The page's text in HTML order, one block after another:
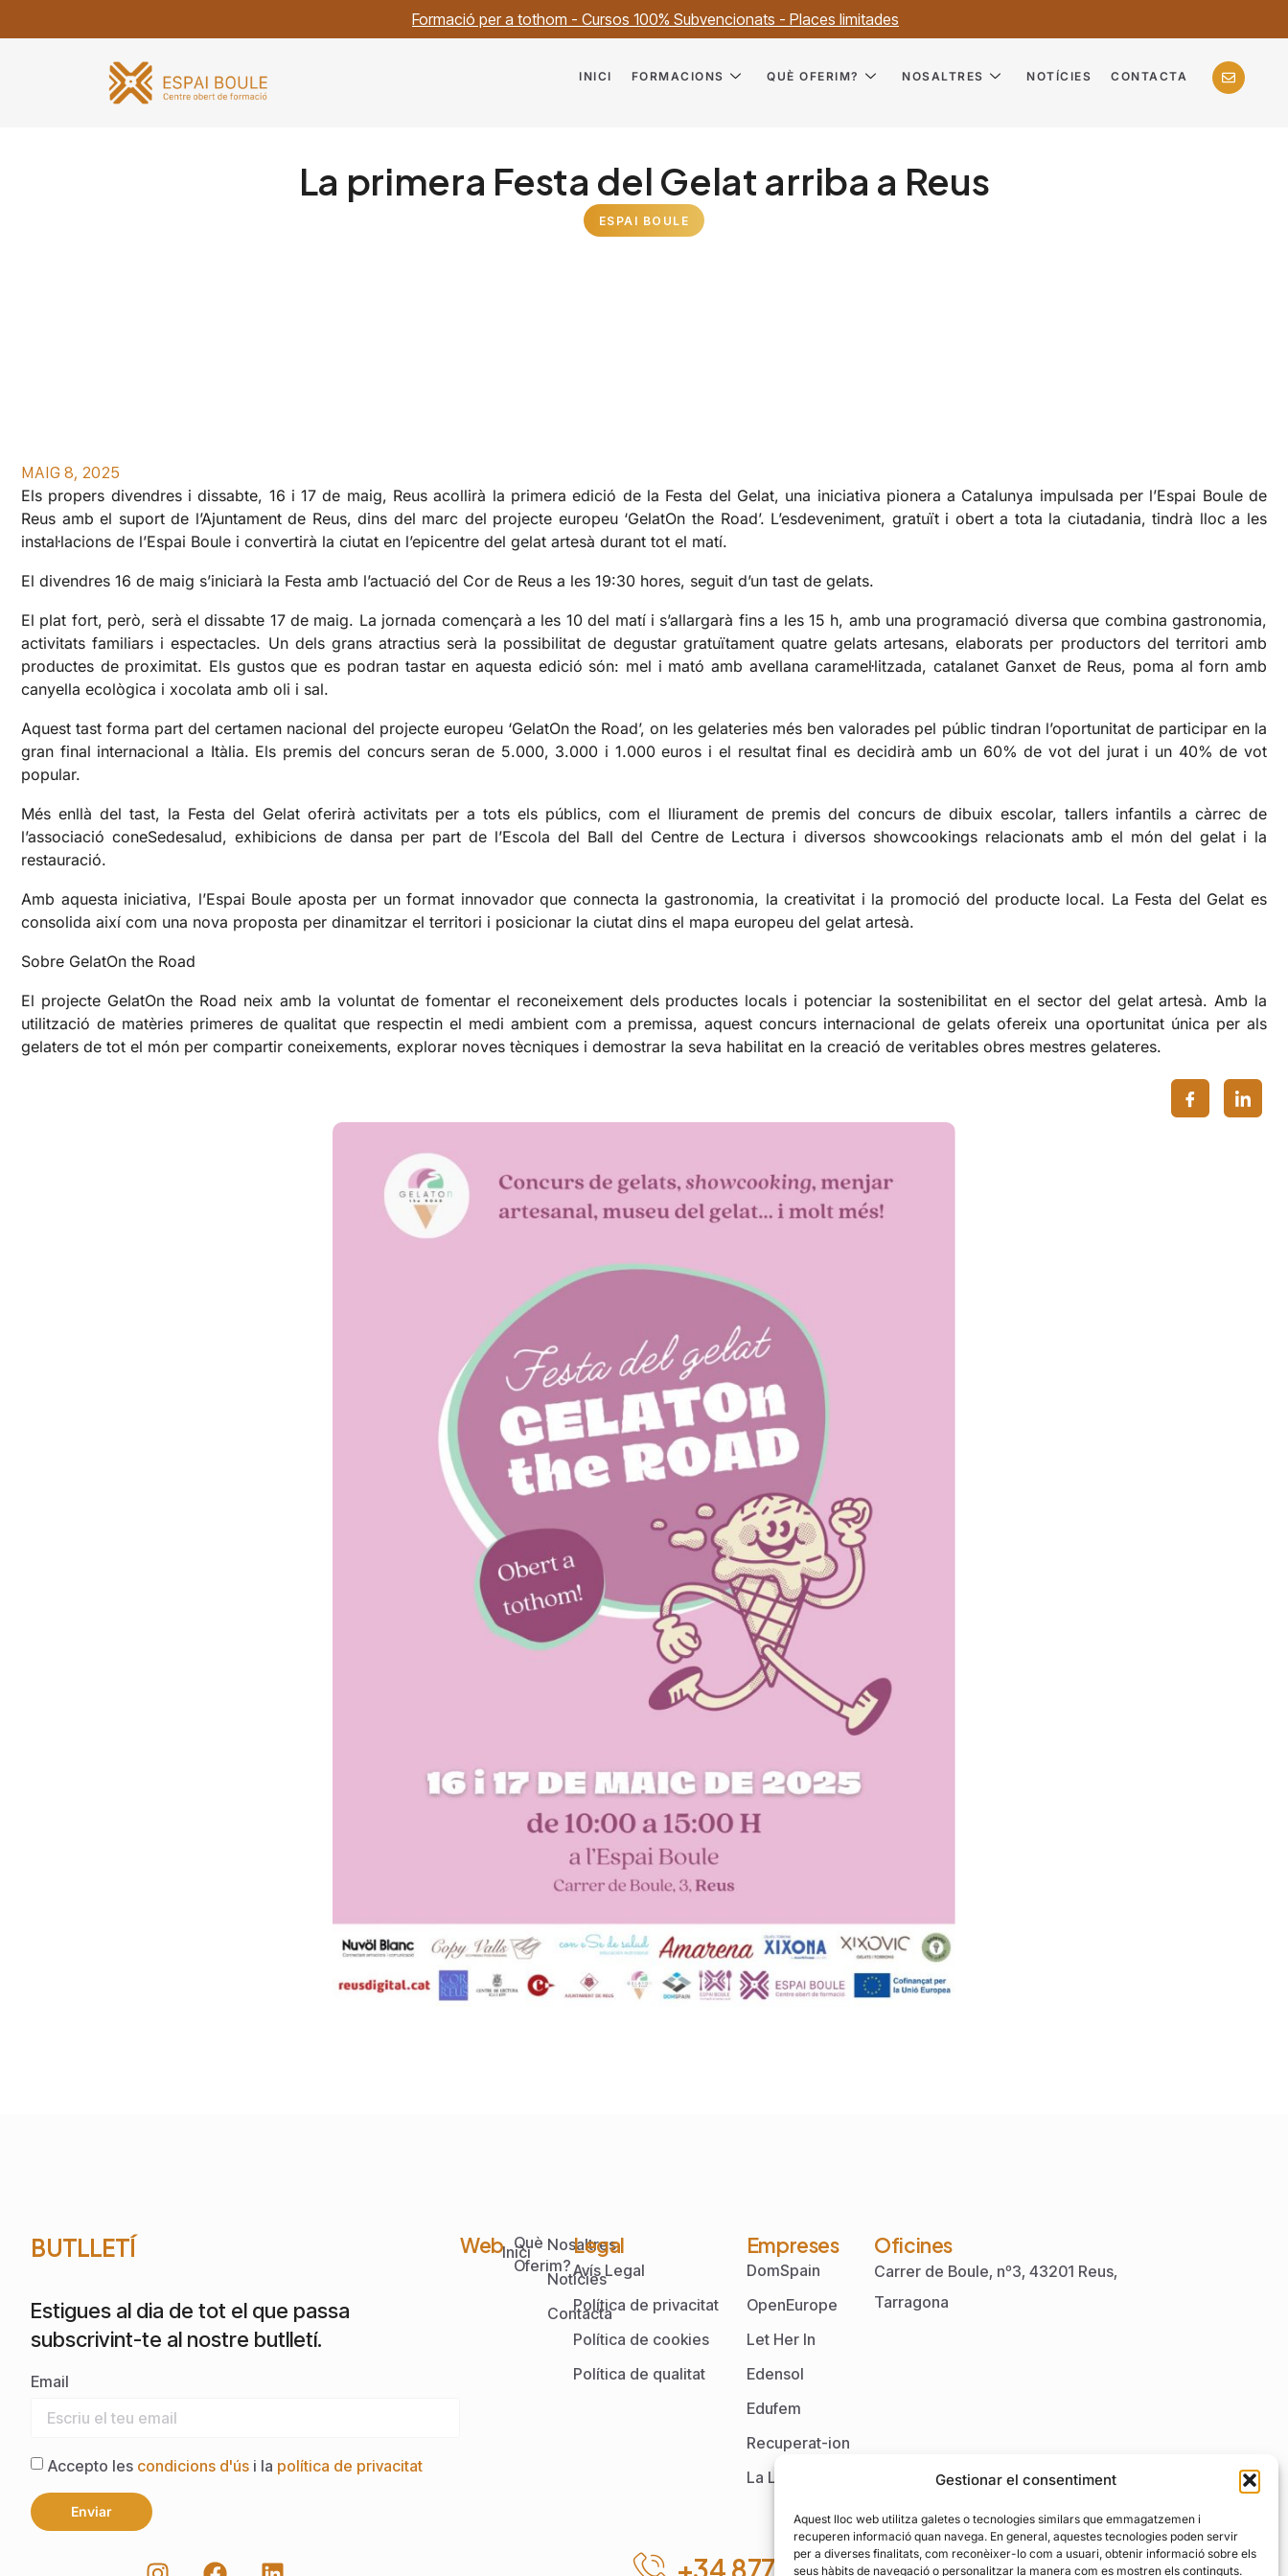
Gestionar el consentiment
Aquest lloc web utilitza galetes o tecnologies similars que emmagatzemen i
recuperen informació quan navega. En general, aquestes tecnologies poden servir
per a diverses finalitats, com reconèixer-lo com a usuari, obtenir informació sobre els
seus hàbits de navegació o personalitzar la manera com es mostren els continguts.
Formació per a tothom - Cursos 100% Subvencionats - Places limitades
INICI FORMACIONS QUÈ OFERIM? NOSALTRES NOTÍCIES CONTACTA
La primera Festa del Gelat arriba a Reus
ESPAI BOULE
MAIG 8, 2025
Els propers divendres i dissabte, 16 i 17 de maig, Reus acollirà la primera edició de la Festa del Gelat, una iniciativa pionera a Catalunya impulsada per l’Espai Boule de
Reus amb el suport de l’Ajuntament de Reus, dins del marc del projecte europeu ‘GelatOn the Road’. L’esdeveniment, gratuït i obert a tota la ciutadania, tindrà lloc a les
instal·lacions de l’Espai Boule i convertirà la ciutat en l’epicentre del gelat artesà durant tot el matí.
El divendres 16 de maig s’iniciarà la Festa amb l’actuació del Cor de Reus a les 19:30 hores, seguit d’un tast de gelats.
El plat fort, però, serà el dissabte 17 de maig. La jornada començarà a les 10 del matí i s’allargarà fins a les 15 h, amb una programació diversa que combina gastronomia,
activitats familiars i espectacles. Un dels grans atractius serà la possibilitat de degustar gratuïtament quatre gelats artesans, elaborats per productors del territori amb
productes de proximitat. Els gustos que es podran tastar en aquesta edició són: mel i mató amb avellana caramel·litzada, catalanet Ganxet de Reus, poma al forn amb
canyella ecològica i xocolata amb oli i sal.
Aquest tast forma part del certamen nacional del projecte europeu ‘GelatOn the Road’, on les gelateries més ben valorades pel públic tindran l’oportunitat de participar en la
gran final internacional a Itàlia. Els premis del concurs seran de 5.000, 3.000 i 1.000 euros i el resultat final es decidirà amb un 60% de vot del jurat i un 40% de vot
popular.
Més enllà del tast, la Festa del Gelat oferirà activitats per a tots els públics, com el lliurament de premis del concurs de dibuix escolar, tallers infantils a càrrec de
l’associació coneSedesalud, exhibicions de dansa per part de l’Escola del Ball del Centre de Lectura i diversos showcookings relacionats amb el món del gelat i la
restauració.
Amb aquesta iniciativa, l’Espai Boule aposta per un format innovador que connecta la gastronomia, la creativitat i la promoció del producte local. La Festa del Gelat es
consolida així com una nova proposta per dinamitzar el territori i posicionar la ciutat dins el mapa europeu del gelat artesà.
Sobre GelatOn the Road
El projecte GelatOn the Road neix amb la voluntat de fomentar el reconeixement dels productes locals i potenciar la sostenibilitat en el sector del gelat artesà. Amb la
utilització de matèries primeres de qualitat que respectin el medi ambient com a premissa, aquest concurs internacional de gelats ofereix una oportunitat única per als
gelaters de tot el món per compartir coneixements, explorar noves tècniques i demostrar la seva habilitat en la creació de veritables obres mestres gelateres.
BUTLLETÍ
Estigues al dia de tot el que passa
subscrivint-te al nostre butlletí.
Email
Accepto les condicions d'ús i la política de privacitat
Enviar
WebInici
Què
Oferim?
Nosaltres
Notícies
Contacta
Legal
Avís Legal
Política de privacitat
Política de cookies
Política de qualitat
Empreses
DomSpain
OpenEurope
Let Her In
Edensol
Edufem
Recuperat-ion
La Lliga
Oficines
Carrer de Boule, nº3, 43201 Reus,
Tarragona
+34 877 001 000